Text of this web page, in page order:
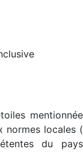
mentionnée
normes locales (
du pays